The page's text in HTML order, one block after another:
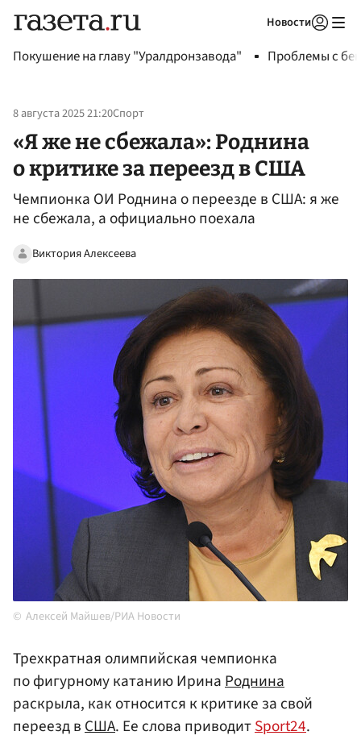
Новости
Покушение на главу "Уралдронзавода" Проблемы с
8 августа 2025 21:20Спорт
«Я же не сбежала»: Роднина
о критике за переезд в США
Чемпионка ОИ Роднина о переезде в США: я же
не сбежала, а официально поехала
Виктория Алексеева
Алексей Майшев/РИА Новости
Трехкратная олимпийская чемпионка
по фигурному катанию ИринаРоднина
раскрыла, как относится к критике за свой
переезд вСША. Ее слова приводитSport24.